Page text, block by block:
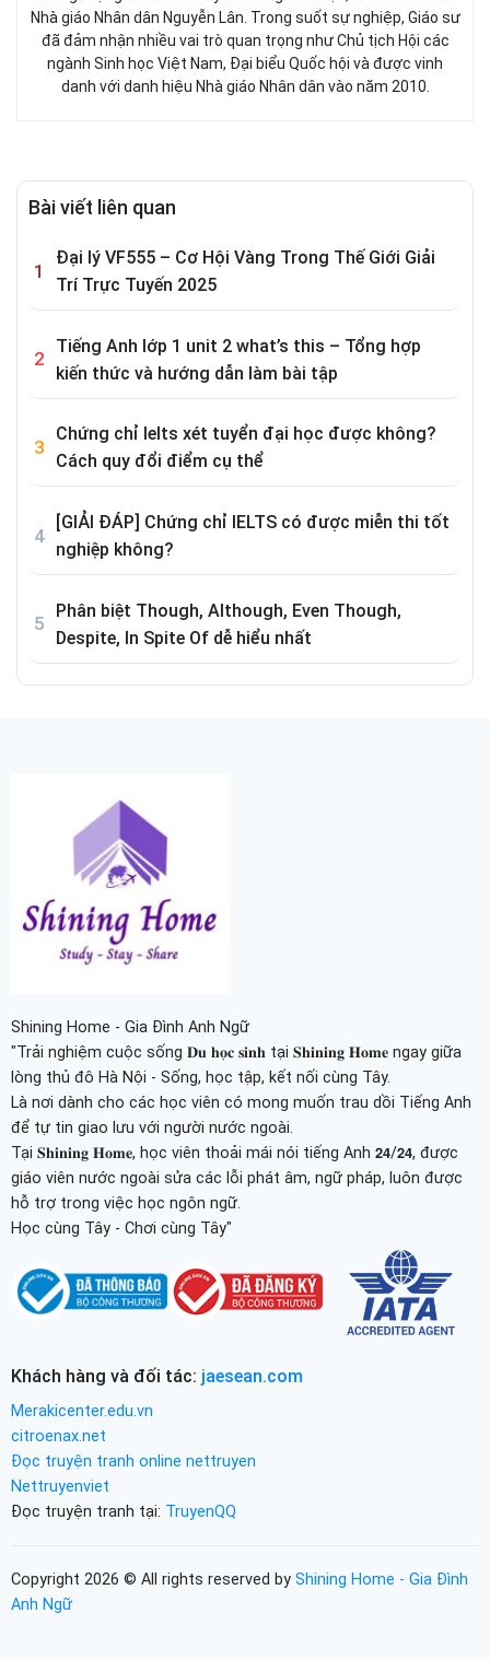
Nhà giáo Nhân dân Nguyễn Lân. Trong suốt sự nghiệp, Giáo sư
đã đảm nhận nhiều vai trò quan trọng như Chủ tịch Hội các
ngành Sinh học Việt Nam, Đại biểu Quốc hội và được vinh
danh với danh hiệu Nhà giáo Nhân dân vào năm 2010.
Bài viết liên quan
Đại lý VF555 – Cơ Hội Vàng Trong Thế Giới Giải
Trí Trực Tuyến 2025
Tiếng Anh lớp 1 unit 2 what’s this – Tổng hợp
kiến thức và hướng dẫn làm bài tập
Chứng chỉ Ielts xét tuyển đại học được không?
Cách quy đổi điểm cụ thể
[GIẢI ĐÁP] Chứng chỉ IELTS có được miễn thi tốt
nghiệp không?
Phân biệt Though, Although, Even Though,
Despite, In Spite Of dễ hiểu nhất
Shining Home - Gia Đình Anh Ngữ
"Trải nghiệm cuộc sống 𝐃𝐮 𝐡𝐨̣𝐜 𝐬𝐢𝐧𝐡 tại 𝐒𝐡𝐢𝐧𝐢𝐧𝐠 𝐇𝐨𝐦𝐞 ngay giữa
lòng thủ đô Hà Nội - Sống, học tập, kết nối cùng Tây.
Là nơi dành cho các học viên có mong muốn trau dồi Tiếng Anh
để tự tin giao lưu với người nước ngoài.
Tại 𝐒𝐡𝐢𝐧𝐢𝐧𝐠 𝐇𝐨𝐦𝐞, học viên thoải mái nói tiếng Anh 𝟮𝟰/𝟮𝟰, được
giáo viên nước ngoài sửa các lỗi phát âm, ngữ pháp, luôn được
hỗ trợ trong việc học ngôn ngữ.
Học cùng Tây - Chơi cùng Tây"
Khách hàng và đối tác: jaesean.com
Merakicenter.edu.vn
citroenax.net
Đọc truyện tranh online nettruyen
Nettruyenviet
Đọc truyện tranh tại: TruyenQQ
Copyright 2026 © All rights reserved by Shining Home - Gia Đình
Anh Ngữ